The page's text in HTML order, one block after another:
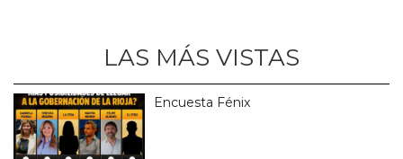
LAS MÁS VISTAS
Encuesta Fénix